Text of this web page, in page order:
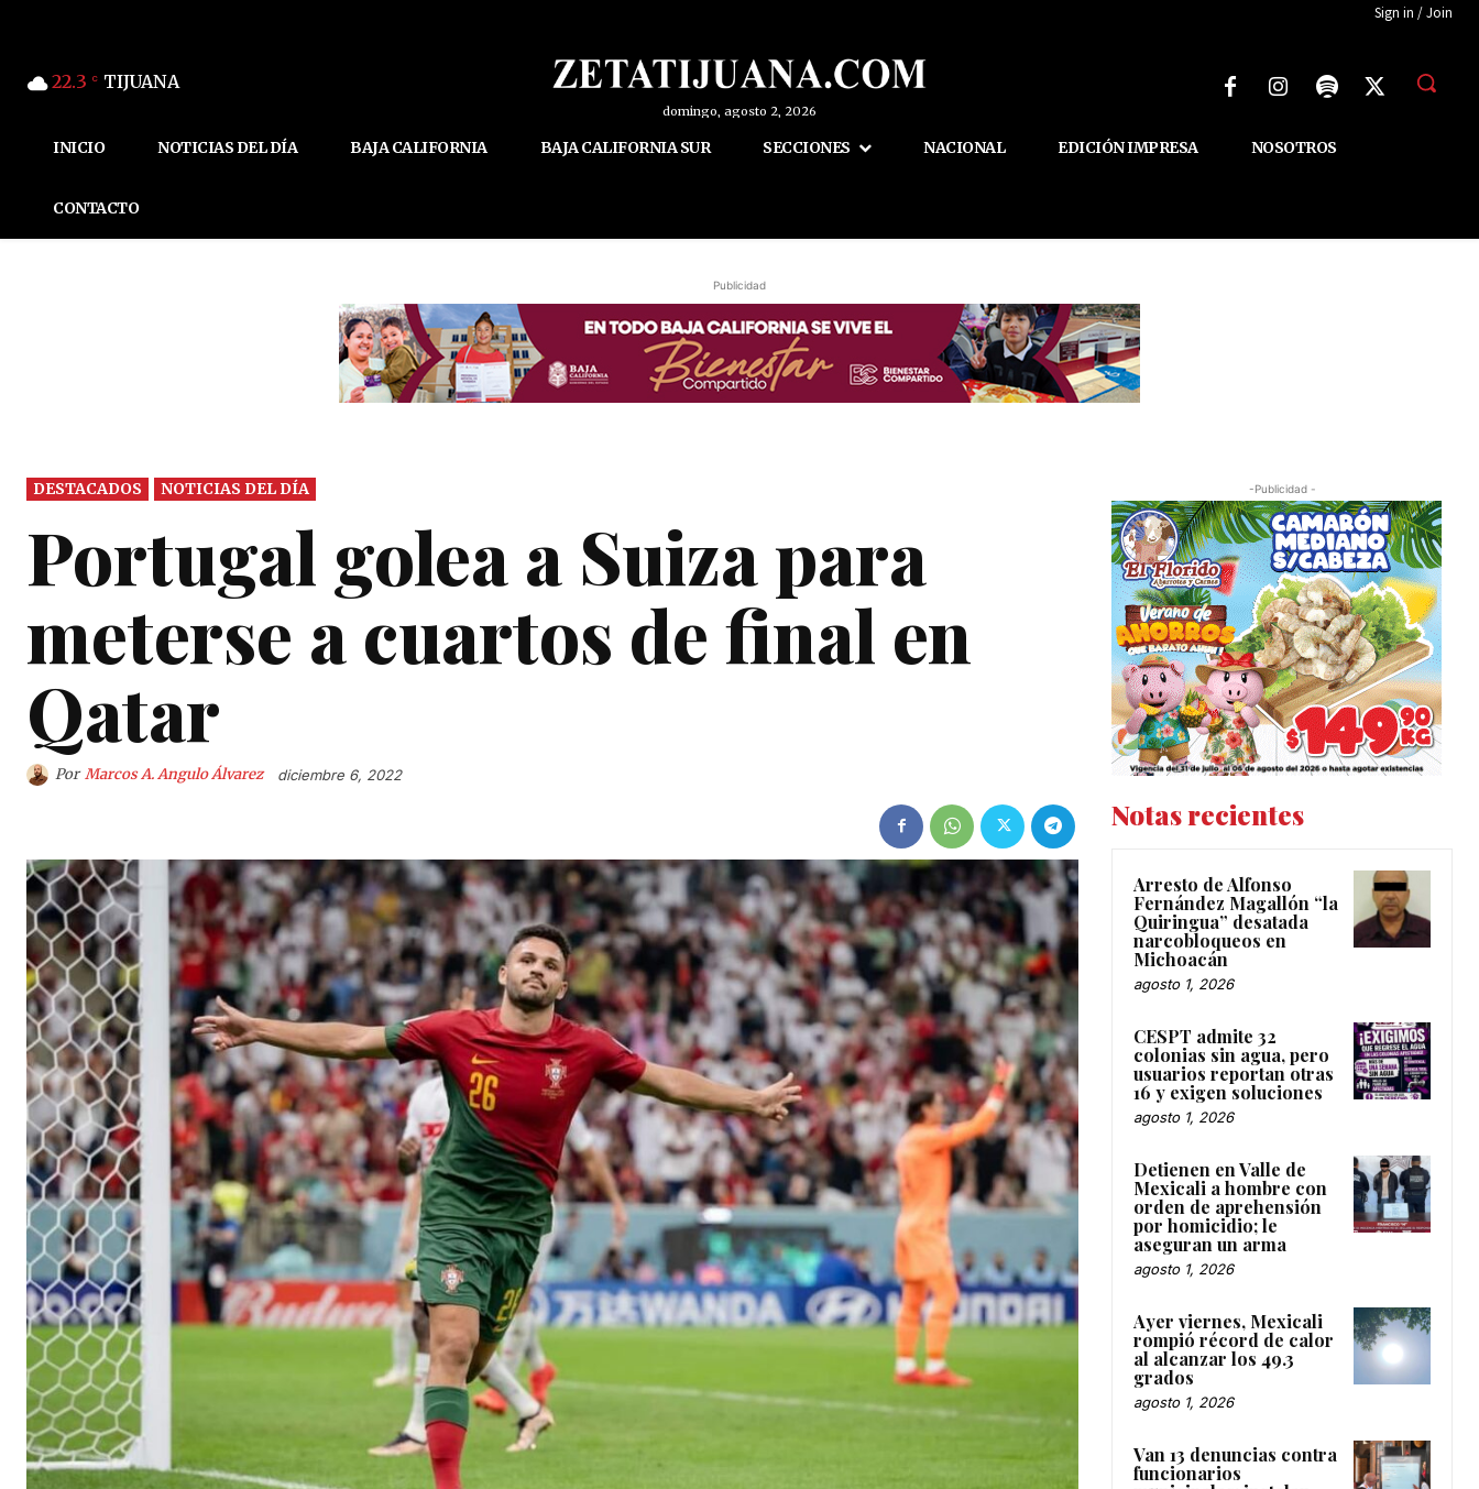
Sign in / Join
22.3 C TIJUANA
domingo, agosto 2, 2026
INICIO NOTICIAS DEL DÍA BAJA CALIFORNIA BAJA CALIFORNIA SUR SECCIONES NACIONAL EDICIÓN IMPRESA NOSOTROS
CONTACTO
Publicidad
DESTACADOS NOTICIAS DEL DÍA
Portugal golea a Suiza para
meterse a cuartos de final en
Qatar
Por Marcos A. Angulo Álvarez diciembre 6, 2022
-Publicidad -
Notas recientes
Arresto de Alfonso
Fernández Magallón “la
Quiringua” desatada
narcobloqueos en
Michoacán
agosto 1, 2026
CESPT admite 32
colonias sin agua, pero
usuarios reportan otras
16 y exigen soluciones
agosto 1, 2026
Detienen en Valle de
Mexicali a hombre con
orden de aprehensión
por homicidio; le
aseguran un arma
agosto 1, 2026
Ayer viernes, Mexicali
rompió récord de calor
al alcanzar los 49.3
grados
agosto 1, 2026
Van 13 denuncias contra
funcionarios